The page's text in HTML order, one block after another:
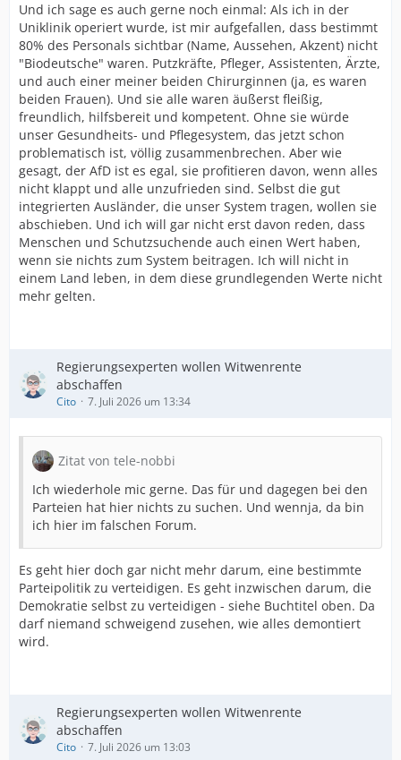
Und ich sage es auch gerne noch einmal: Als ich in der
Uniklinik operiert wurde, ist mir aufgefallen, dass bestimmt
80% des Personals sichtbar (Name, Aussehen, Akzent) nicht
"Biodeutsche" waren. Putzkräfte, Pfleger, Assistenten, Ärzte,
und auch einer meiner beiden Chirurginnen (ja, es waren
beiden Frauen). Und sie alle waren äußerst fleißig,
freundlich, hilfsbereit und kompetent. Ohne sie würde
unser Gesundheits- und Pflegesystem, das jetzt schon
problematisch ist, völlig zusammenbrechen. Aber wie
gesagt, der AfD ist es egal, sie profitieren davon, wenn alles
nicht klappt und alle unzufrieden sind. Selbst die gut
integrierten Ausländer, die unser System tragen, wollen sie
abschieben. Und ich will gar nicht erst davon reden, dass
Menschen und Schutzsuchende auch einen Wert haben,
wenn sie nichts zum System beitragen. Ich will nicht in
einem Land leben, in dem diese grundlegenden Werte nicht
mehr gelten.
Regierungsexperten wollen Witwenrente
abschaffen
Cito 7. Juli 2026 um 13:34
Zitat von tele-nobbi
Ich wiederhole mic gerne. Das für und dagegen bei den
Parteien hat hier nichts zu suchen. Und wennja, da bin
ich hier im falschen Forum.
Es geht hier doch gar nicht mehr darum, eine bestimmte
Parteipolitik zu verteidigen. Es geht inzwischen darum, die
Demokratie selbst zu verteidigen - siehe Buchtitel oben. Da
darf niemand schweigend zusehen, wie alles demontiert
wird.
Regierungsexperten wollen Witwenrente
abschaffen
Cito 7. Juli 2026 um 13:03